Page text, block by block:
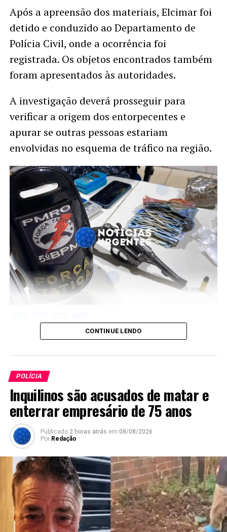
Após a apreensão dos materiais, Elcimar foi
detido e conduzido ao Departamento de
Polícia Civil, onde a ocorrência foi
registrada. Os objetos encontrados também
foram apresentados às autoridades.
A investigação deverá prosseguir para
verificar a origem dos entorpecentes e
apurar se outras pessoas estariam
envolvidas no esquema de tráfico na região.
Twitter
Facebook
WhatsApp
Share
CONTINUE LENDO
POLÍCIA
Inquilinos são acusados de matar e
enterrar empresário de 75 anos
Publicado 2 horas atrás em 08/08/2026
Por Redação